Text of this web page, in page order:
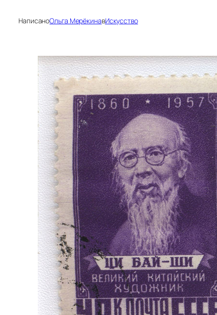
НаписаноОльга МерёкинавИскусство